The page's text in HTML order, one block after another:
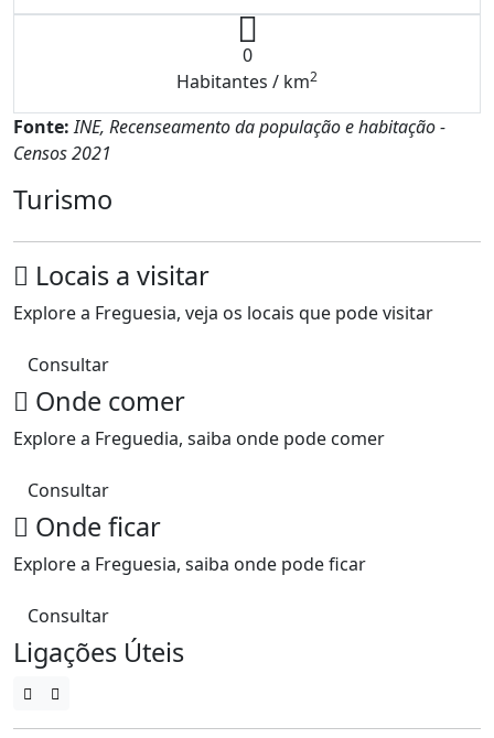
0
Habitantes / km2
Fonte:INE, Recenseamento da população e habitação -
Censos 2021
Turismo
Locais a visitar
Explore a Freguesia, veja os locais que pode visitar
Consultar
Onde comer
Explore a Freguedia, saiba onde pode comer
Consultar
Onde ficar
Explore a Freguesia, saiba onde pode ficar
Consultar
Ligações Úteis